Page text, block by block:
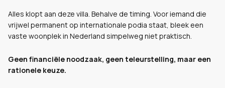
Alles klopt aan deze villa. Behalve de timing. Voor iemand die
vrijwel permanent op internationale podia staat, bleek een
vaste woonplek in Nederland simpelweg niet praktisch.
Geen financiële noodzaak, geen teleurstelling, maar een
rationele keuze.